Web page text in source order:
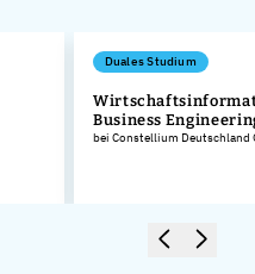
Duales Studium
Business
bei Constellium Deutschland